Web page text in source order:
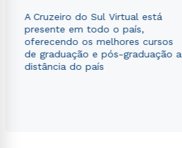
A Cruzeiro do Sul Virtual está
presente em todo o país,
oferecendo os melhores cursos
de graduação e pós-graduação a
distância do país